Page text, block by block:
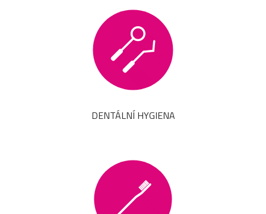
DENTÁLNÍ HYGIENA